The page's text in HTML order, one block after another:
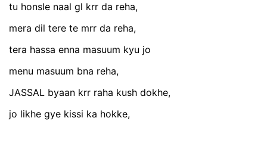
tu honsle naal gl krr da reha,
mera dil tere te mrr da reha,
tera hassa enna masuum kyu jo
menu masuum bna reha,
JASSAL byaan krr raha kush dokhe,
jo likhe gye kissi ka hokke,